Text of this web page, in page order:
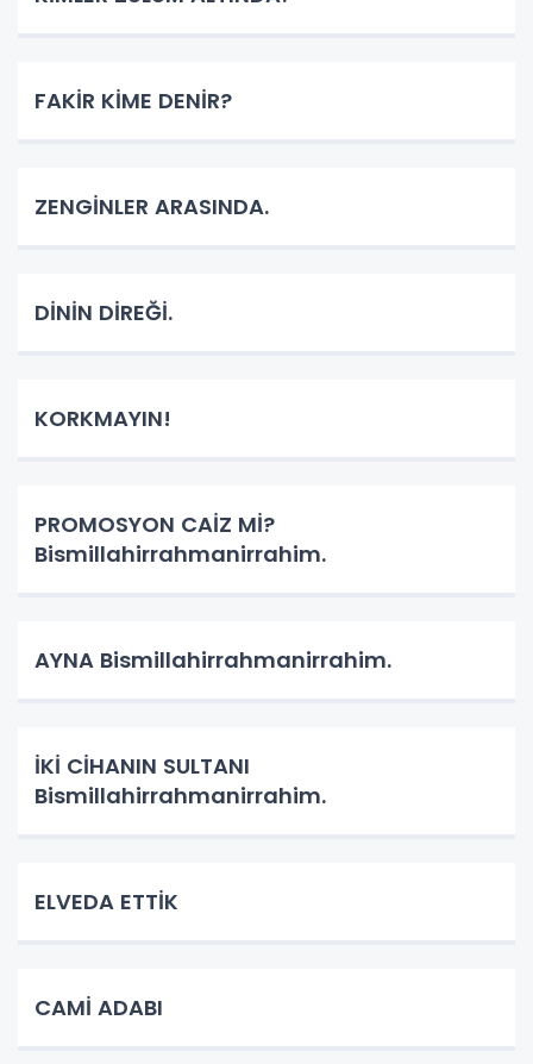
FAKİR KİME DENİR?
ZENGİNLER ARASINDA.
DİNİN DİREĞİ.
KORKMAYIN!
PROMOSYON CAİZ Mİ?
Bismillahirrahmanirrahim.
AYNA Bismillahirrahmanirrahim.
İKİ CİHANIN SULTANI
Bismillahirrahmanirrahim.
ELVEDA ETTİK
CAMİ ADABI